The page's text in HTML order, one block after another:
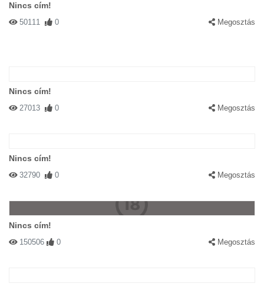
Nincs cím!
50111 0 Megosztás
Nincs cím!
27013 0 Megosztás
Nincs cím!
32790 0 Megosztás
Nincs cím!
150506 0 Megosztás